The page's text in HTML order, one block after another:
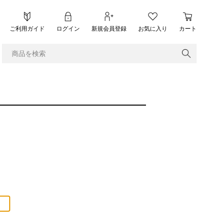
ご利用ガイド ログイン 新規会員登録 お気に入り カート